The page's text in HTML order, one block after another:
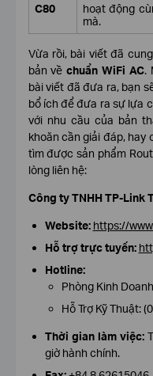
C80
hoạt động
mà.
Vừa rồi, bài viết đã
bản vềchuẩn WiFi AC.
bài viết đã đưa ra, bạn
bổ ích để đưa ra sự lựa
với nhu cầu của bản
khoăn cần giải đáp, hay
tìm được sản phẩm
lòng liên hệ:
Công ty TNHH TP-Link
Website: https://
Hỗ trợ trực tuyến:
Hotline:
Phòng Kinh
Hỗ Trợ Kỹ Thuật:
Thời gian làm việc:
giờ hành chính.